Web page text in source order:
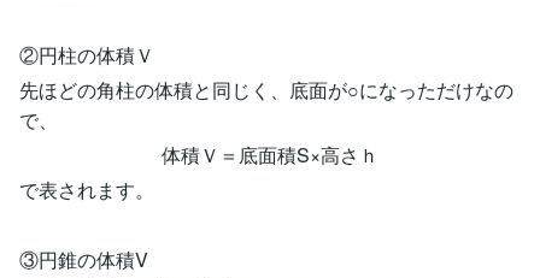
②円柱の体積Ｖ
先ほどの角柱の体積と同じく、底面が○になっただけなの
で、
体積Ｖ＝底面積S×高さｈ
で表されます。
③円錐の体積V